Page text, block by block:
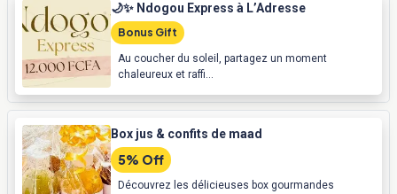
🌙✨ Ndogou Express à L’Adresse
Bonus Gift
Au coucher du soleil, partagez un moment
chaleureux et raffi...
Box jus & confits de maad
5% Off
Découvrez les délicieuses box gourmandes